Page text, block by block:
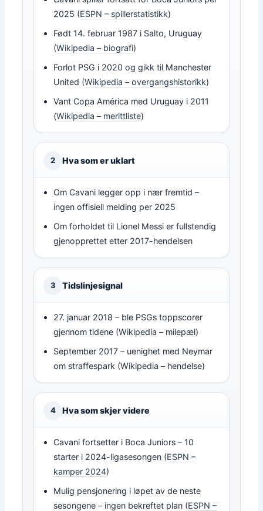
2025 (ESPN – spillerstatistikk)
Født 14. februar 1987 i Salto, Uruguay
(Wikipedia – biografi)
Forlot PSG i 2020 og gikk til Manchester
United (Wikipedia – overgangshistorikk)
Vant Copa América med Uruguay i 2011
(Wikipedia – merittliste)
2 Hva som er uklart
Om Cavani legger opp i nær fremtid –
ingen offisiell melding per 2025
Om forholdet til Lionel Messi er fullstendig
gjenopprettet etter 2017-hendelsen
3 Tidslinjesignal
27. januar 2018 – ble PSGs toppscorer
gjennom tidene (Wikipedia – milepæl)
September 2017 – uenighet med Neymar
om straffespark (Wikipedia – hendelse)
4 Hva som skjer videre
Cavani fortsetter i Boca Juniors – 10
starter i 2024-ligasesongen (ESPN –
kamper 2024)
Mulig pensjonering i løpet av de neste
sesongene – ingen bekreftet plan (ESPN –